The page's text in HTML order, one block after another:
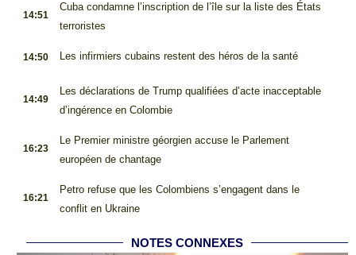
14:51
Cuba condamne l’inscription de l’île sur la liste des États
terroristes
14:50 Les infirmiers cubains restent des héros de la santé
14:49
Les déclarations de Trump qualifiées d’acte inacceptable
d’ingérence en Colombie
16:23
Le Premier ministre géorgien accuse le Parlement
européen de chantage
16:21
Petro refuse que les Colombiens s’engagent dans le
conflit en Ukraine
NOTES CONNEXES